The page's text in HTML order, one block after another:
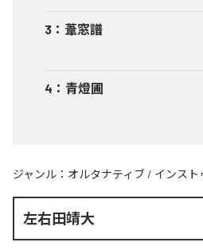
3 ： 葦窓譜
4 ： 青燈圃
ジャンル： オルタナティブ / インスト
左右田靖大